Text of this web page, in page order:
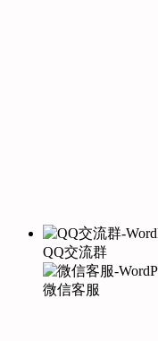
QQ交流群
微信客服